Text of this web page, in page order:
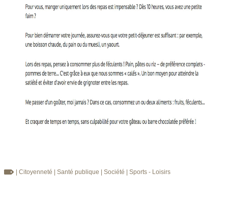
| Citoyenneté | Santé publique | Société | Sports - Loisirs